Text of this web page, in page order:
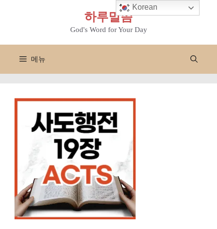
하루말씀
God's Word for Your Day
메뉴
Korean